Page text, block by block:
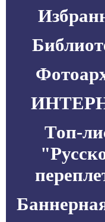
Топ-